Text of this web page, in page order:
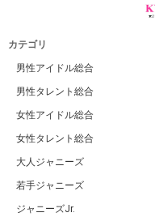
カテゴリ
男性アイドル総合
男性タレント総合
女性アイドル総合
女性タレント総合
大人ジャニーズ
若手ジャニーズ
ジャニーズJr.